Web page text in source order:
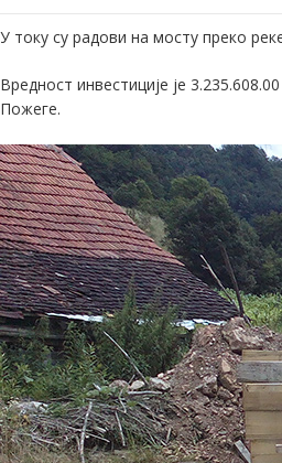
У току су радови на мосту преко
Вредност инвестиције је
Пожеге.